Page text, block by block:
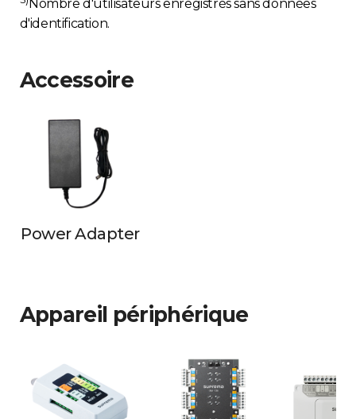
Nombre d'utilisateurs enregistrés sans données
d'identification.
Accessoire
Power Adapter
Appareil périphérique